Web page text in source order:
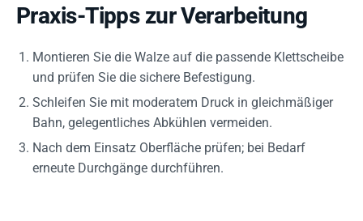
Praxis-Tipps zur Verarbeitung
Montieren Sie die Walze auf die passende Klettscheibe
und prüfen Sie die sichere Befestigung.
Schleifen Sie mit moderatem Druck in gleichmäßiger
Bahn, gelegentliches Abkühlen vermeiden.
Nach dem Einsatz Oberfläche prüfen; bei Bedarf
erneute Durchgänge durchführen.